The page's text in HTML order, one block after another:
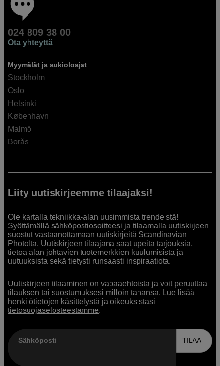
024 809 38 00
Ota yhteyttä
Myymälät ja aukioloajat
Stockholm
Oslo
Helsinki
København
Malmö
Borås
Liity uutiskirjeemme tilaajaksi!
Ole kartalla tekniikka-alan uusimmista trendeistä!
Syöttämällä sähköpostiosoitteesi ja tilaamalla uutiskirjeen
suostut vastaanottamaan uutiskirjeitä Scandinavian
Photolta. Uutiskirjeen tilaajana saat upeita tarjouksia,
tietoa alan johtavien tuotemerkkien kuulumisista ja
uutuuksista sekä tietysti runsaasti inspiraatiota.
Uutiskirjeen tilaaminen on vapaaehtoista ja voit peruuttaa
tilauksen tai suostumuksesi milloin tahansa. Lue lisää
henkilötietojen käsittelystä ja oikeuksistasi
tietosuojaselosteestamme.
Sähköposti TILAA